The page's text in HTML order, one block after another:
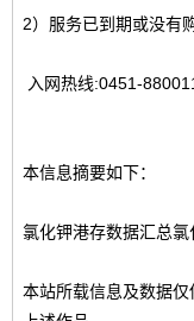
2）服务已到期或没有
入网热线:0451-
本信息摘要如下：
氯化钾港存数据汇总
本站所载信息及数据